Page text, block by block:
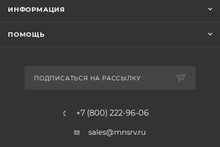
ИНФОРМАЦИЯ
ПОМОЩЬ
ПОДПИСАТЬСЯ НА РАССЫЛКУ
+7 (800) 222-96-06
sales@mnsrv.ru